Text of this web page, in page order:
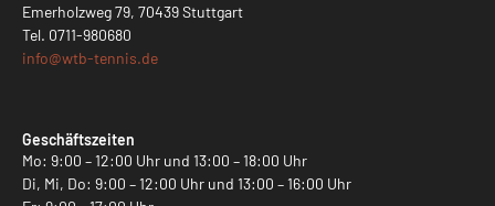
Emerholzweg 79, 70439 Stuttgart
Tel. 0711-980680
info@wtb-tennis.de
Geschäftszeiten
Mo: 9:00 – 12:00 Uhr und 13:00 – 18:00 Uhr
Di, Mi, Do: 9:00 – 12:00 Uhr und 13:00 – 16:00 Uhr